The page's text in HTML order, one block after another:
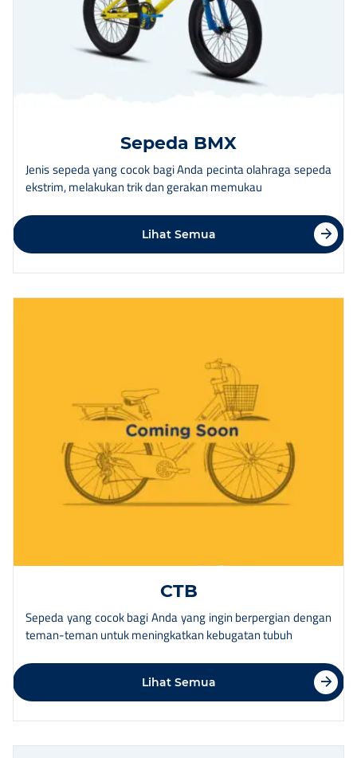
Sepeda BMX
Jenis sepeda yang cocok bagi Anda pecinta olahraga sepeda
ekstrim, melakukan trik dan gerakan memukau
Lihat Semua
CTB
Sepeda yang cocok bagi Anda yang ingin berpergian dengan
teman-teman untuk meningkatkan kebugatan tubuh
Lihat Semua